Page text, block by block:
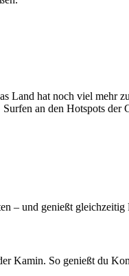
Land hat noch viel mehr
an den Hotspots der
– und genießt gleichzeitig
Kamin. So genießt du